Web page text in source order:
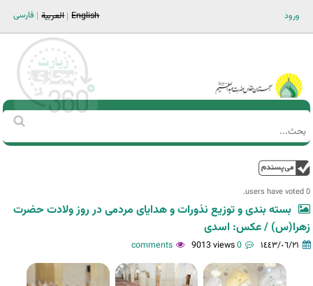
ورود فارسی العربية English
Main men-AR
استمارة
‏
0 users have voted.
بسته بندی و توزیع نذورات و هدایای مردمی در روز ولادت حضرت
زهرا(س) / عکس: اسدی
١٤٤٣/٠٦/٢١ 0 comments
9013 views